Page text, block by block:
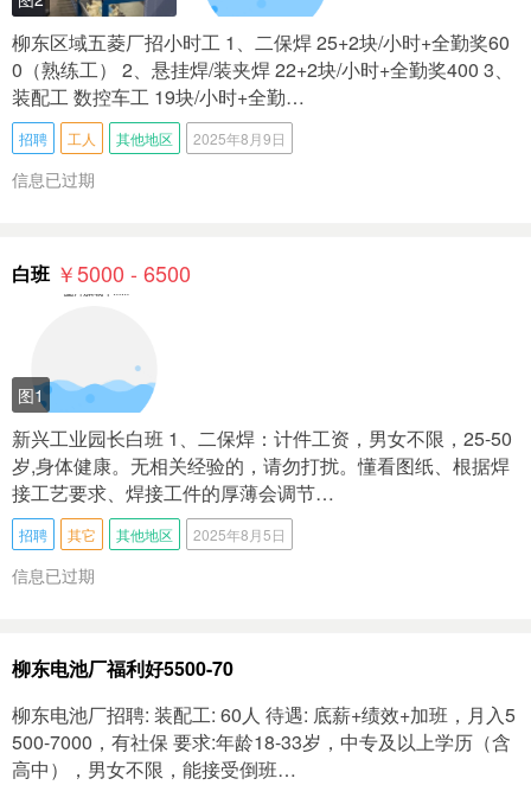
柳东区域五菱厂招小时工 1、二保焊 25+2块/小时+全勤奖60
0（熟练工） 2、悬挂焊/装夹焊 22+2块/小时+全勤奖400 3、
装配工 数控车工 19块/小时+全勤…
招聘 工人 其他地区 2025年8月9日
信息已过期
白班 ￥5000 - 6500
图1
新兴工业园长白班 1、二保焊：计件工资，男女不限，25-50
岁,身体健康。无相关经验的，请勿打扰。懂看图纸、根据焊
接工艺要求、焊接工件的厚薄会调节…
招聘 其它 其他地区 2025年8月5日
信息已过期
柳东电池厂福利好5500-70
柳东电池厂招聘: 装配工: 60人 待遇: 底薪+绩效+加班，月入5
500-7000，有社保 要求:年龄18-33岁，中专及以上学历（含
高中），男女不限，能接受倒班…